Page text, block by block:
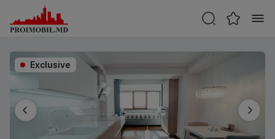
Exclusive